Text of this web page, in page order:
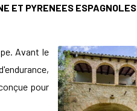
ET PYRENEES ESPAGNOLES
Avant le
pour